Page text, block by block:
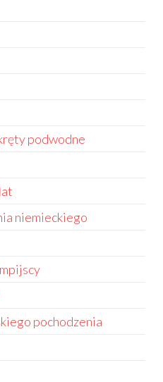
podwodne
niemieckiego
pochodzenia